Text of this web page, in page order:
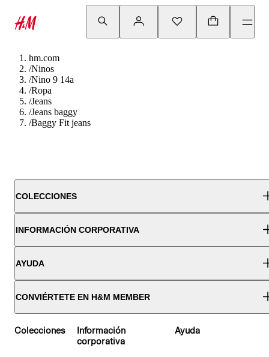
hm.com
/Ninos
/Nino 9 14a
/Ropa
/Jeans
/Jeans baggy
/Baggy Fit jeans
COLECCIONES
INFORMACIÓN CORPORATIVA
AYUDA
CONVIÉRTETE EN H&M MEMBER
Colecciones
Información
corporativa
Ayuda